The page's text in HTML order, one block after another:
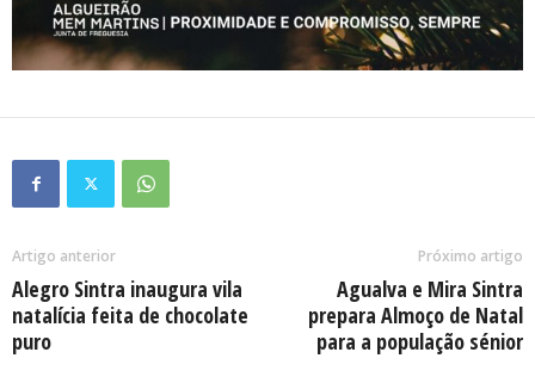
Artigo anterior
Alegro Sintra inaugura vila
natalícia feita de chocolate
puro
Próximo artigo
Agualva e Mira Sintra
prepara Almoço de Natal
para a população sénior